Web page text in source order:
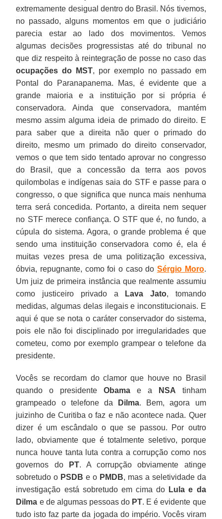
extremamente desigual dentro do Brasil. Nós tivemos,
no passado, alguns momentos em que o judiciário
parecia estar ao lado dos movimentos. Vemos
algumas decisões progressistas até do tribunal no
que diz respeito à reintegração de posse no caso das
ocupações do MST, por exemplo no passado em
Pontal do Paranapanema. Mas, é evidente que a
grande maioria e a instituição por si própria é
conservadora. Ainda que conservadora, mantém
mesmo assim alguma ideia de primado do direito. E
para saber que a direita não quer o primado do
direito, mesmo um primado do direito conservador,
vemos o que tem sido tentado aprovar no congresso
do Brasil, que a concessão da terra aos povos
quilombolas e indígenas saia do STF e passe para o
congresso, o que significa que nunca mais nenhuma
terra será concedida. Portanto, a direita nem sequer
no STF merece confiança. O STF que é, no fundo, a
cúpula do sistema. Agora, o grande problema é que
sendo uma instituição conservadora como é, ela é
muitas vezes presa de uma politização excessiva,
óbvia, repugnante, como foi o caso do Sérgio Moro.
Um juiz de primeira instância que realmente assumiu
como justiceiro privado a
Lava Jato, tomando
medidas, algumas delas ilegais e inconstitucionais. E
aqui é que se nota o caráter conservador do sistema,
pois ele não foi disciplinado por irregularidades que
cometeu, como por exemplo grampear o telefone da
presidente.
Vocês se recordam do clamor que houve no Brasil
quando o presidenteObama e a NSA tinham
grampeado o telefone da
Dilma. Bem, agora um
juizinho de Curitiba o faz e não acontece nada. Quer
dizer é um escândalo o que se passou. Por outro
lado, obviamente que é totalmente seletivo, porque
nunca houve tanta luta contra a corrupção como nos
governos do
PT. A corrupção obviamente atinge
sobretudo o PSDB e o PMDB, mas a seletividade da
investigação está sobretudo em cima do Lula e da
Dilma e de algumas pessoas do PT. E é evidente que
tudo isto faz parte da jogada do império. Vocês viram